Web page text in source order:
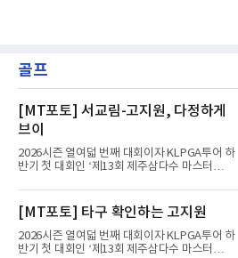
골프
[MT포토] 서교림-고지원, 다정하게
브이
2026시즌 열여덟 번째 대회이자 KLPGA투어 하
반기 첫 대회인 ‘제13회 제주삼다수 마스터
제주도 서귀포시에 위치한 테디밸리 골프앤리조
트(파72/6,767야드)에서 열리고 있다.6일 현재
1라운드 경기가 펼쳐지고 있다.고지원(삼천리)
이 서교림과 2번 홀에서 경기하고 있다.
[MT포토] 타구 확인하는 고지원
2026시즌 열여덟 번째 대회이자 KLPGA투어 하
반기 첫 대회인 ‘제13회 제주삼다수 마스터